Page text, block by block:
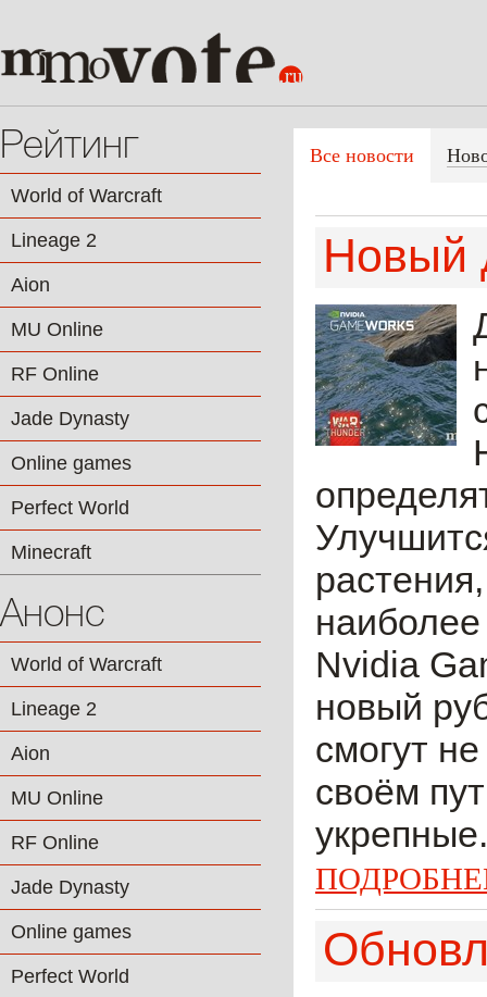
Рейтинг
World of Warcraft
Lineage 2
Aion
MU Online
RF Online
Jade Dynasty
Online games
Perfect World
Minecraft
Анонс
World of Warcraft
Lineage 2
Aion
MU Online
RF Online
Jade Dynasty
Online games
Perfect World
Все новости
Новый
Nvidia
новый
смогут
своём